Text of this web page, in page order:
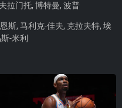
拉门托, 博特曼, 波普
斯, 马利克-佳夫, 克拉夫特, 埃
-米利